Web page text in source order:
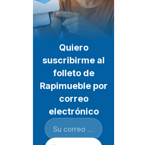
Quiero
suscribirme al
folleto de
Rapimueble por
correo
electrónico